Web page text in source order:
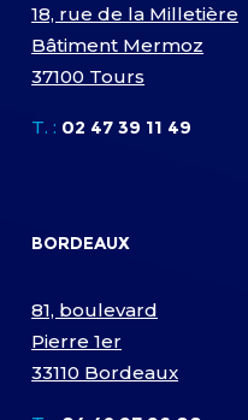
18, rue de la Milletière
Bâtiment Mermoz
37100 Tours
T. : 02 47 39 11 49
BORDEAUX
81, boulevard
Pierre 1er
33110 Bordeaux